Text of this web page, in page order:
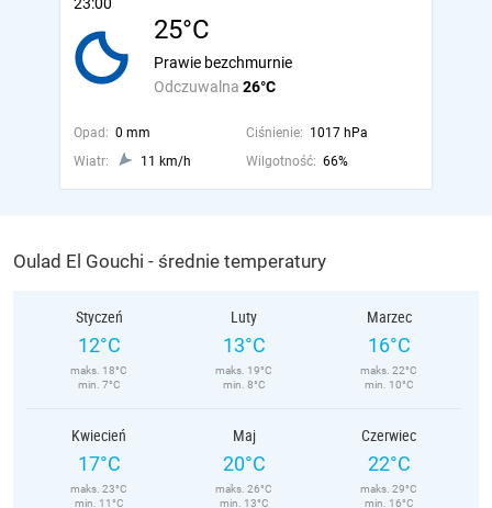
25°C
Odczuwalna 26°C
Prawie bezchmurnie
Opad: 0 mm Ciśnienie: 1017 hPa
Wiatr:
11 km/h Wilgotność: 66%
Oulad El Gouchi - średnie temperatury
Styczeń
12°C
maks. 18°C
min. 7°C
Luty
13°C
maks. 19°C
min. 8°C
Marzec
16°C
maks. 22°C
min. 10°C
Kwiecień
17°C
maks. 23°C
min. 11°C
Maj
20°C
maks. 26°C
min. 13°C
Czerwiec
22°C
maks. 29°C
min. 16°C